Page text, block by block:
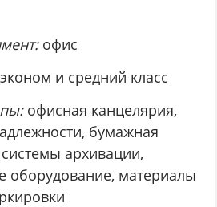
офис
и средний класс
офисная канцелярия,
бумажная
архивации,
оборудование, материалы